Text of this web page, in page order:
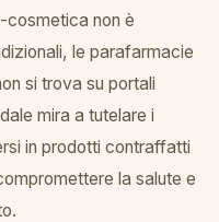
cosmetica non è
le parafarmacie
si trova su portali
mira a tutelare i
in prodotti contraffatti
la salute e